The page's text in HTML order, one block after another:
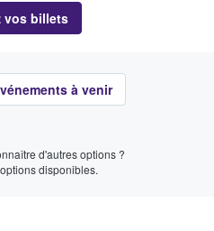
vos billets
à venir
d'autres options ?
disponibles.